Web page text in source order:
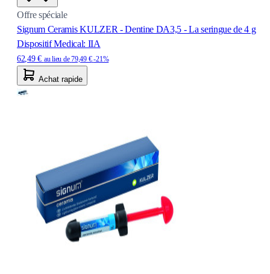
Offre spéciale
Signum Ceramis KULZER - Dentine DA3,5 - La seringue de 4 g
Dispositif Medical: IIA
62,49 € au lieu de79,49 €-21%
Achat rapide